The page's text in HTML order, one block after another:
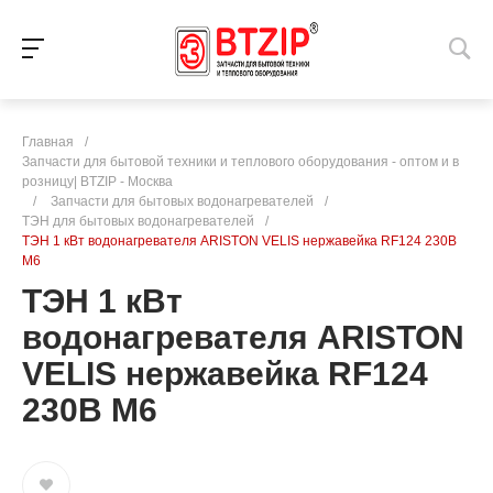
Главная
/
Запчасти для бытовой техники и теплового оборудования - оптом и в
розницу| BTZIP - Москва
/
Запчасти для бытовых водонагревателей
/
ТЭН для бытовых водонагревателей
/
ТЭН 1 кВт водонагревателя ARISTON VELIS нержавейка RF124 230В
М6
ТЭН 1 кВт
водонагревателя ARISTON
VELIS нержавейка RF124
230В М6